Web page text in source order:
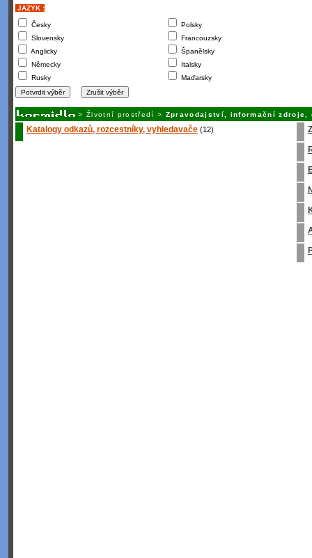
JAZYK :
Česky
Slovensky
Anglicky
Německy
Rusky
Polsky
Francouzsky
Španělsky
Italsky
Maďarsky
> Životní prostředí > Zpravodajství, informační zdroje,
Katalogy odkazů, rozcestníky, vyhledavače (12)